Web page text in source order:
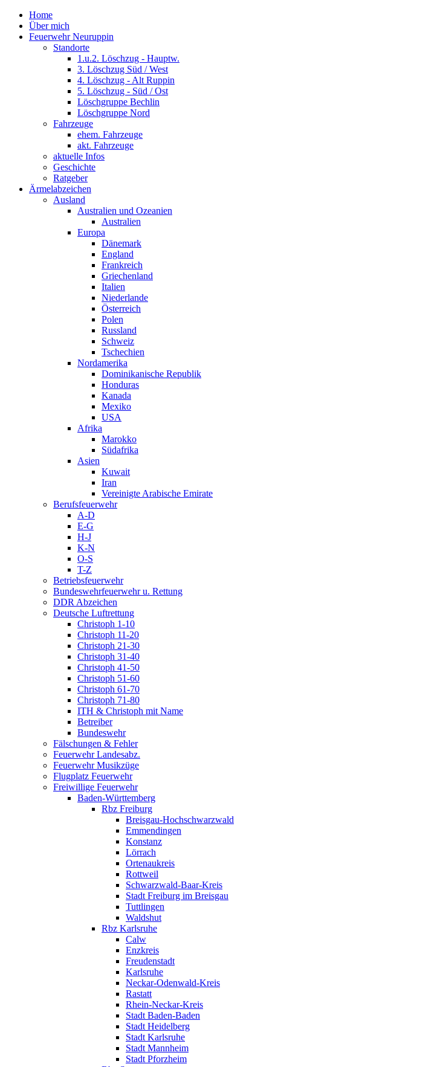
Home
Über mich
Feuerwehr Neuruppin
Standorte
1.u.2. Löschzug - Hauptw.
3. Löschzug Süd / West
4. Löschzug - Alt Ruppin
5. Löschzug - Süd / Ost
Löschgruppe Bechlin
Löschgruppe Nord
Fahrzeuge
ehem. Fahrzeuge
akt. Fahrzeuge
aktuelle Infos
Geschichte
Ratgeber
Ärmelabzeichen
Ausland
Australien und Ozeanien
Australien
Europa
Dänemark
England
Frankreich
Griechenland
Italien
Niederlande
Österreich
Polen
Russland
Schweiz
Tschechien
Nordamerika
Dominikanische Republik
Honduras
Kanada
Mexiko
USA
Afrika
Marokko
Südafrika
Asien
Kuwait
Iran
Vereinigte Arabische Emirate
Berufsfeuerwehr
A-D
E-G
H-J
K-N
O-S
T-Z
Betriebsfeuerwehr
Bundeswehrfeuerwehr u. Rettung
DDR Abzeichen
Deutsche Luftrettung
Christoph 1-10
Christoph 11-20
Christoph 21-30
Christoph 31-40
Christoph 41-50
Christoph 51-60
Christoph 61-70
Christoph 71-80
ITH & Christoph mit Name
Betreiber
Bundeswehr
Fälschungen & Fehler
Feuerwehr Landesabz.
Feuerwehr Musikzüge
Flugplatz Feuerwehr
Freiwillige Feuerwehr
Baden-Württemberg
Rbz Freiburg
Breisgau-Hochschwarzwald
Emmendingen
Konstanz
Lörrach
Ortenaukreis
Rottweil
Schwarzwald-Baar-Kreis
Stadt Freiburg im Breisgau
Tuttlingen
Waldshut
Rbz Karlsruhe
Calw
Enzkreis
Freudenstadt
Karlsruhe
Neckar-Odenwald-Kreis
Rastatt
Rhein-Neckar-Kreis
Stadt Baden-Baden
Stadt Heidelberg
Stadt Karlsruhe
Stadt Mannheim
Stadt Pforzheim